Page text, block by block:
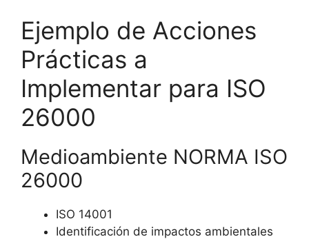
Ejemplo de Acciones
Prácticas a
Implementar para ISO
26000
Medioambiente NORMA ISO
26000
ISO 14001
Identificación de impactos ambientales